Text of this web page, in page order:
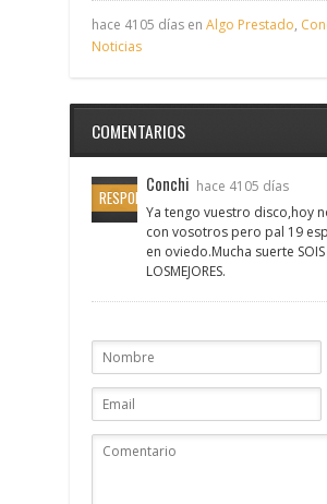
hace 4105 días en Algo Prestado,
Noticias
COMENTARIOS
RESPONDER
Conchi hace 4105 días
Ya tengo vuestro disco,hoy
con vosotros pero pal 19
en oviedo.Mucha suerte SOIS
LOSMEJORES.